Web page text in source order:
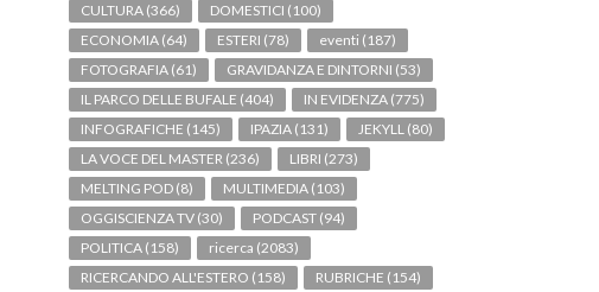
CULTURA (366) DOMESTICI (100)
ECONOMIA (64) ESTERI (78) eventi (187)
FOTOGRAFIA (61) GRAVIDANZA E DINTORNI (53)
IL PARCO DELLE BUFALE (404) IN EVIDENZA (775)
INFOGRAFICHE (145) IPAZIA (131) JEKYLL (80)
LA VOCE DEL MASTER (236) LIBRI (273)
MELTING POD (8) MULTIMEDIA (103)
OGGISCIENZA TV (30) PODCAST (94)
POLITICA (158) ricerca (2083)
RICERCANDO ALL'ESTERO (158) RUBRICHE (154)